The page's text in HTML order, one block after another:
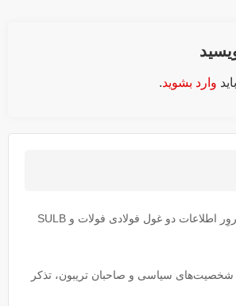
وارد بشوید.
نفوذ سایبری به سِروِر اطلاعات دو غول فولادی فولات و SULB
شخصیت‌های سیاسی و صاحبان تریبون، تذکر